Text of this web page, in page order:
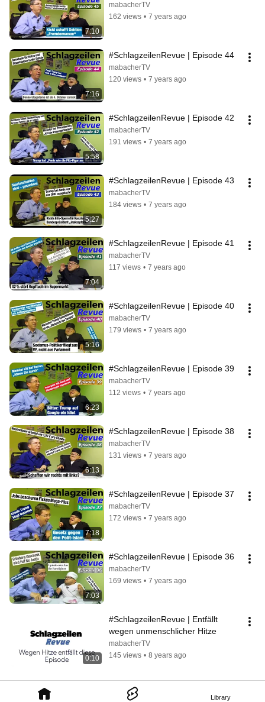
Library
7:10
mabacherTV
162 views • 7 years ago
7:16
#SchlagzeilenRevue | Episode 44
mabacherTV
120 views • 7 years ago
5:58
#SchlagzeilenRevue | Episode 42
mabacherTV
191 views • 7 years ago
5:27
#SchlagzeilenRevue | Episode 43
mabacherTV
184 views • 7 years ago
7:04
#SchlagzeilenRevue | Episode 41
mabacherTV
117 views • 7 years ago
5:16
#SchlagzeilenRevue | Episode 40
mabacherTV
179 views • 7 years ago
6:23
#SchlagzeilenRevue | Episode 39
mabacherTV
112 views • 7 years ago
6:13
#SchlagzeilenRevue | Episode 38
mabacherTV
131 views • 7 years ago
7:18
#SchlagzeilenRevue | Episode 37
mabacherTV
172 views • 7 years ago
7:03
#SchlagzeilenRevue | Episode 36
mabacherTV
169 views • 7 years ago
0:10
#SchlagzeilenRevue | Entfällt
wegen unmenschlicher Hitze
mabacherTV
145 views • 8 years ago